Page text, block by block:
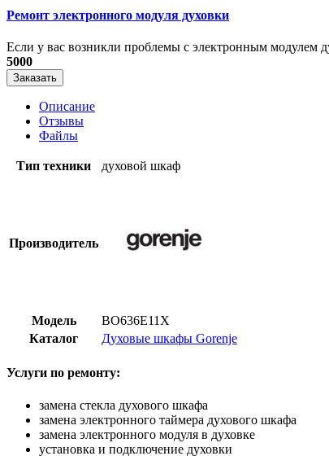
Ремонт электронного модуля духовки
Если у вас возникли проблемы с электронным модулем
5000
Заказать
Описание
Отзывы
Файлы
Тип техники духовой шкаф
Производитель
Модель
BO636E11X
Каталог
Духовые шкафы Gorenje
Услуги по ремонту:
замена стекла духового шкафа
замена электронного таймера духового шкафа
замена электронного модуля в духовке
установка и подключение духовки